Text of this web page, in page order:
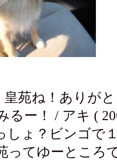
苑ね！ありがと
るー！ / アキ (
しょ？ビンゴで
ってゆーところ